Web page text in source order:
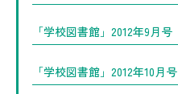
「学校図書館」2012年9月号
「学校図書館」2012年10月号